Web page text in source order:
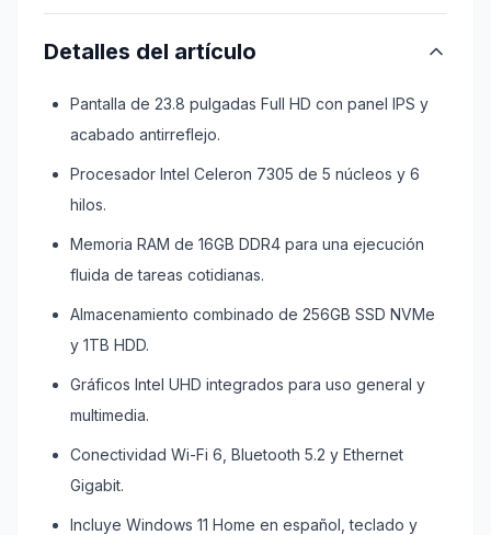
Detalles del artículo
Pantalla de 23.8 pulgadas Full HD con panel IPS y
acabado antirreflejo.
Procesador Intel Celeron 7305 de 5 núcleos y 6
hilos.
Memoria RAM de 16GB DDR4 para una ejecución
fluida de tareas cotidianas.
Almacenamiento combinado de 256GB SSD NVMe
y 1TB HDD.
Gráficos Intel UHD integrados para uso general y
multimedia.
Conectividad Wi-Fi 6, Bluetooth 5.2 y Ethernet
Gigabit.
Incluye Windows 11 Home en español, teclado y